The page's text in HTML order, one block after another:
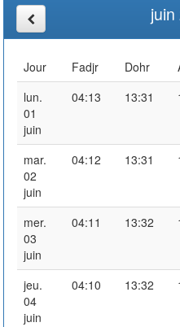
Jour Fadjr Dohr
lun.
01
juin
04:13 13:31
mar.
02
juin
04:12 13:31
mer.
03
juin
04:11 13:32
jeu.
04
juin
04:10 13:32